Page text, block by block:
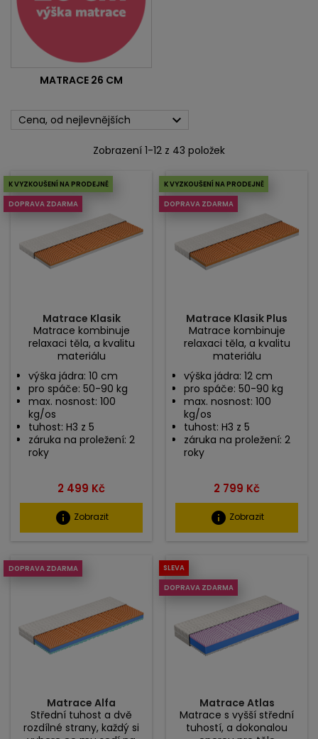
MATRACE 26 CM
Cena, od nejlevnějších 
Zobrazení 1-12 z 43 položek
K VYZKOUŠENÍ NA PRODEJNĚ
DOPRAVA ZDARMA
Matrace Klasik
Matrace kombinuje
relaxaci těla, a kvalitu
materiálu
výška jádra: 10 cm
pro spáče: 50-90 kg
max. nosnost: 100
kg/os
tuhost: H3 z 5
záruka na proležení: 2
roky
Cena
2 499 Kč
info Zobrazit
K VYZKOUŠENÍ NA PRODEJNĚ
DOPRAVA ZDARMA
Matrace Klasik Plus
Matrace kombinuje
relaxaci těla, a kvalitu
materiálu
výška jádra: 12 cm
pro spáče: 50-90 kg
max. nosnost: 100
kg/os
tuhost: H3 z 5
záruka na proležení: 2
roky
Cena
2 799 Kč
info Zobrazit
DOPRAVA ZDARMA
Matrace Alfa
Střední tuhost a dvě
rozdílné strany, každý si
DOPRAVA ZDARMA
SLEVA
Matrace Atlas
Matrace s vyšší střední
tuhostí, a dokonalou